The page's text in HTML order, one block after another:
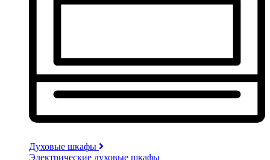
Духовые шкафы
Электрические духовые шкафы